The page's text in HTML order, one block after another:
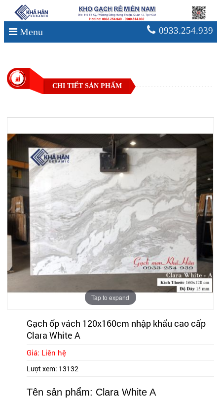
Menu 0933.254.939
CHI TIẾT SẢN PHẨM
Tap to expand
Gạch ốp vách 120x160cm nhập khẩu cao cấp
Clara White A
Giá: Liên hệ
Lượt xem: 13132
Tên sản phẩm: Clara White A